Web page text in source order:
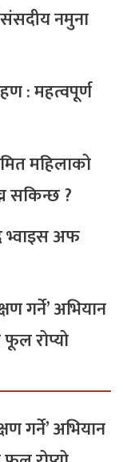
संसदीय नमुना
: महत्वपूर्ण
महिलाको
सकिन्छ ?
भ्वाइस अफ
गर्ने’ अभियान
रोप्यो
गर्ने’ अभियान